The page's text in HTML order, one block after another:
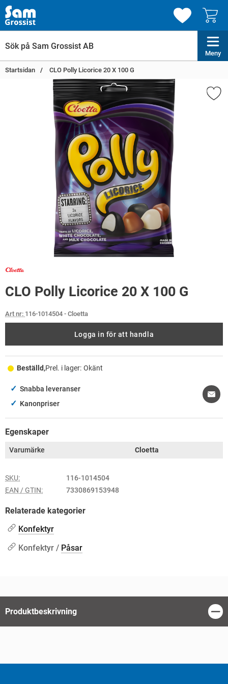
Meny
Startsidan CLO Polly Licorice 20 X 100 G
CLO Polly Licorice 20 X 100 G
Art nr: 116-1014504 - Cloetta
Logga in för att handla
Beställd,Prel. i lager: Okänt
✓ Snabba leveranser
✓ Kanonpriser
Egenskaper
Varumärke Cloetta
SKU:
116-1014504
EAN / GTIN:
7330869153948
Relaterade kategorier
Konfektyr
Konfektyr / Påsar
Produktbeskrivning